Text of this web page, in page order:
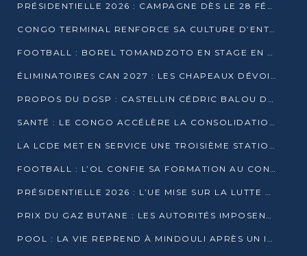
PRÉSIDENTIELLE 2026 : CAMPAGNE DÈS LE 28 FÉVRIER, SCRUTIN LES 12 ET 15 MARS
CONGO TERMINAL RENFORCE SA CULTURE D’ENTREPRISE AVEC LE PROGRAMME « WIN TOGETHER »
FOOTBALL : BOREL TOMANDZOTO EN STAGE EN ESPAGNE AVEC POLISSYA FC
ÉLIMINATOIRES CAN 2027 : LES CHAPEAUX DÉVOILÉS, LE CONGO FIXÉ SUR SON SORT
PROPOS DU DGSP : CASTELLIN CÉDRIC BALOU DÉNONCE DES PROPOS INTIMIDANTS
SANTÉ : LE CONGO ACCÉLÈRE LA CONSOLIDATION DE L’OFFRE DE SOINS
LA LCDE MET EN SERVICE UNE TROISIÈME STATION D’EAU POTABLE À MFILOU
FOOTBALL : L’OL CONFIE SA FORMATION AU CONGOLAIS CHRISTIAN BASSILA
PRÉSIDENTIELLE 2026 : L’UE MISE SUR LA LUTTE CONTRE LA DÉSINFORMATION
PRIX DU GAZ BUTANE : LES AUTORITÉS IMPOSENT LE RESPECT DES PRIX RÉGLEMENTÉS
POOL : LA VIE REPREND À MINDOULI APRÈS UN INCIDENT ARMÉ SUR LA RN1